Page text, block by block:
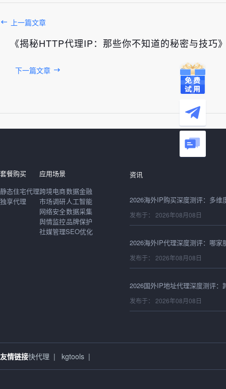
上一篇文章
《揭秘HTTP代理IP：那些你不知道的秘密与技巧
下一篇文章
套餐购买
静态住宅代理
独享代理
应用场景
跨境电商
市场调研
网络安全
舆情监控
社媒管理
数据金融
人工智能
数据采集
品牌保护
SEO优化
资讯
发布于： 2026年08月08日
发布于： 2026年08月08日
发布于： 2026年08月08日
发布于： 2026年08月08日
发布于： 2026年08月08日
友情链接快代理 | kgtools |